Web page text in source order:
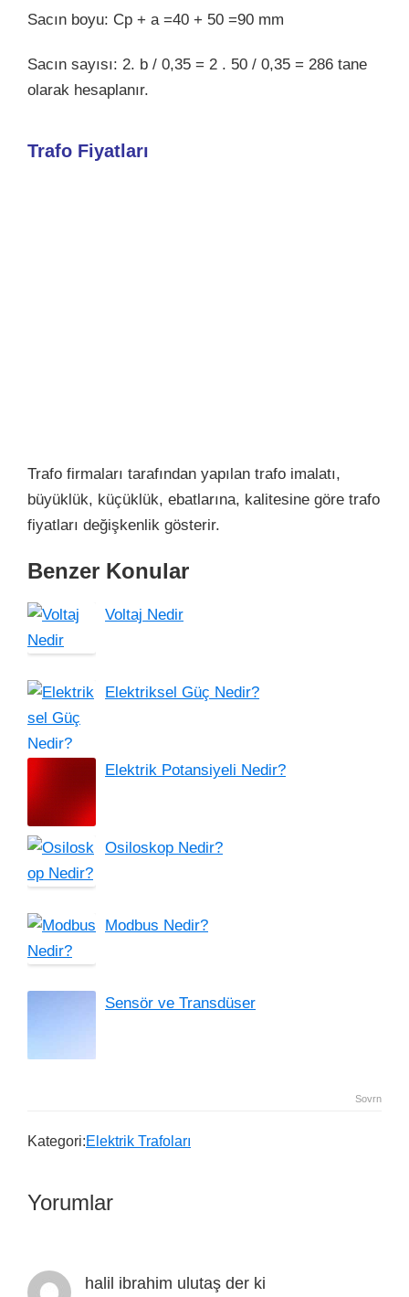
Sacın boyu: Cp + a =40 + 50 =90 mm
Sacın sayısı: 2. b / 0,35 = 2 . 50 / 0,35 = 286 tane
olarak hesaplanır.
Trafo Fiyatları
Trafo firmaları tarafından yapılan trafo imalatı,
büyüklük, küçüklük, ebatlarına, kalitesine göre trafo
fiyatları değişkenlik gösterir.
Benzer Konular
Voltaj Nedir
Elektriksel Güç Nedir?
Elektrik Potansiyeli Nedir?
Osiloskop Nedir?
Modbus Nedir?
Sensör ve Transdüser
Sovrn
Kategori:Elektrik Trafoları
Yorumlar
halil ibrahim ulutaş der ki